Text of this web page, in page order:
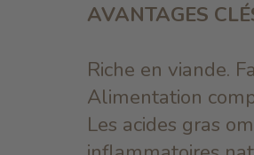
AVANTAGES
Riche en viande.
Alimentation
Les acides gras